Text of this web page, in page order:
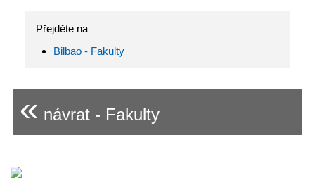
Přejděte na
Bilbao - Fakulty
« návrat - Fakulty